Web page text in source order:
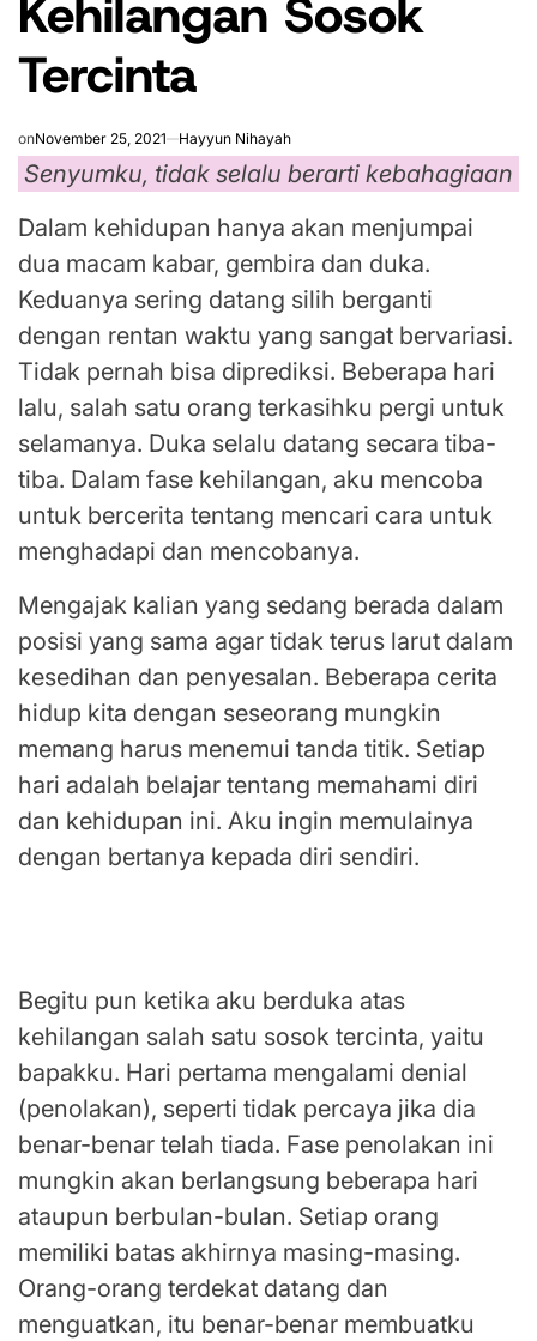
Kehilangan Sosok
Tercinta
onNovember 25, 2021 Hayyun Nihayah
Senyumku, tidak selalu berarti kebahagiaan
Dalam kehidupan hanya akan menjumpai
dua macam kabar, gembira dan duka.
Keduanya sering datang silih berganti
dengan rentan waktu yang sangat bervariasi.
Tidak pernah bisa diprediksi. Beberapa hari
lalu, salah satu orang terkasihku pergi untuk
selamanya. Duka selalu datang secara tiba-
tiba. Dalam fase kehilangan, aku mencoba
untuk bercerita tentang mencari cara untuk
menghadapi dan mencobanya.
Mengajak kalian yang sedang berada dalam
posisi yang sama agar tidak terus larut dalam
kesedihan dan penyesalan. Beberapa cerita
hidup kita dengan seseorang mungkin
memang harus menemui tanda titik. Setiap
hari adalah belajar tentang memahami diri
dan kehidupan ini. Aku ingin memulainya
dengan bertanya kepada diri sendiri.
Begitu pun ketika aku berduka atas
kehilangan salah satu sosok tercinta, yaitu
bapakku. Hari pertama mengalami denial
(penolakan), seperti tidak percaya jika dia
benar-benar telah tiada. Fase penolakan ini
mungkin akan berlangsung beberapa hari
ataupun berbulan-bulan. Setiap orang
memiliki batas akhirnya masing-masing.
Orang-orang terdekat datang dan
menguatkan, itu benar-benar membuatku